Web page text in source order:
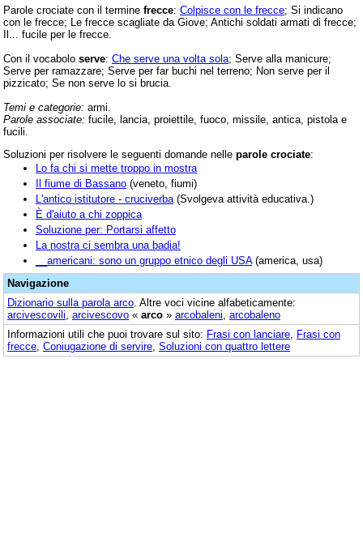
Parole crociate con il termine frecce: Colpisce con le frecce; Si indicano
con le frecce; Le frecce scagliate da Giove; Antichi soldati armati di frecce;
Il... fucile per le frecce.
Con il vocabolo serve: Che serve una volta sola; Serve alla manicure;
Serve per ramazzare; Serve per far buchi nel terreno; Non serve per il
pizzicato; Se non serve lo si brucia.
Temi e categorie: armi.
Parole associate: fucile, lancia, proiettile, fuoco, missile, antica, pistola e
fucili.
Soluzioni per risolvere le seguenti domande nelle parole crociate:
Lo fa chi si mette troppo in mostra
Il fiume di Bassano (veneto, fiumi)
L'antico istitutore - cruciverba (Svolgeva attività educativa.)
È d'aiuto a chi zoppica
Soluzione per: Portarsi affetto
La nostra ci sembra una badia!
__americani: sono un gruppo etnico degli USA(america, usa)
Navigazione
Dizionario sulla parola arco . Altre voci vicine alfabeticamente:
arcivescovili arcivescovo « arco » arcobaleni arcobaleno
Informazioni utili che puoi trovare sul sito: Frasi con lanciare Frasi con
frecce Coniugazione di servire Soluzioni con quattro lettere